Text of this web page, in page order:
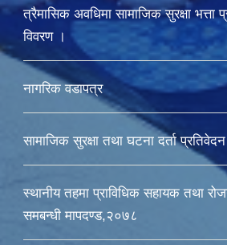
त्रैमासिक अवधिमा सामाजिक सुरक्षा भत्ता
विवरण ।
नागरिक वडापत्र
सामाजिक सुरक्षा तथा घटना दर्ता
स्थानीय तहमा प्राविधिक सहायक तथा
समबन्धी मापदण्ड,२०७८